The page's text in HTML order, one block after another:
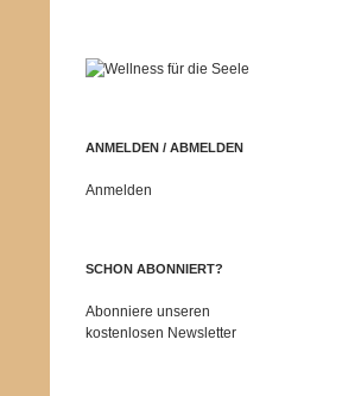
Zentrum für
ANMELDEN / ABMELDEN
Anmelden
SCHON ABONNIERT?
Abonniere unseren
kostenlosen Newsletter